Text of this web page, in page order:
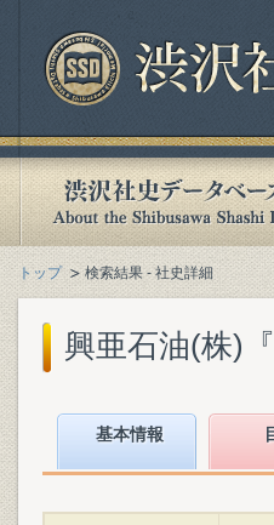
トップ 検索結果 - 社史詳細
興亜石油(株)
基本情報